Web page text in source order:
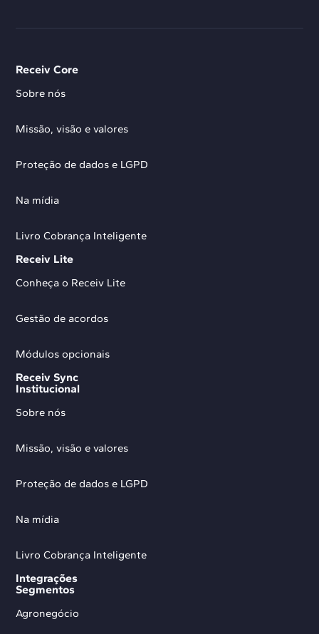
Receiv Core
Sobre nós
Missão, visão e valores
Proteção de dados e LGPD
Na mídia
Livro Cobrança Inteligente
Receiv Lite
Conheça o Receiv Lite
Gestão de acordos
Módulos opcionais
Receiv Sync
Institucional
Sobre nós
Missão, visão e valores
Proteção de dados e LGPD
Na mídia
Livro Cobrança Inteligente
Integrações
Segmentos
Agronegócio